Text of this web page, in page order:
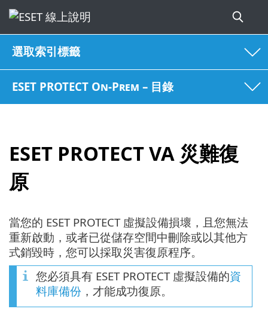
選取索引標籤
ESET PROTECT On-Prem – 目錄
ESET PROTECT VA 災難復
原
當您的 ESET PROTECT 虛擬設備損壞，且您無法
重新啟動，或者已從儲存空間中刪除或以其他方
式銷毀時，您可以採取災害復原程序。
您必須具有 ESET PROTECT 虛擬設備的資
料庫備份 ，才能成功復原。